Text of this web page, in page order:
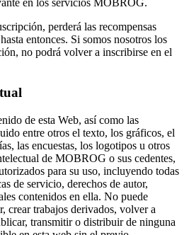
en los servicios MOBROG.
perderá las recompensas
entonces. Si somos nosotros los
no podrá volver a inscribirse en el
de esta Web, así como las
entre otros el texto, los gráficos, el
las encuestas, los logotipos u otros
de MOBROG o sus cedentes,
para su uso, incluyendo todas
de servicio, derechos de autor,
contenidos en ella. No puede
crear trabajos derivados, volver a
transmitir o distribuir de ninguna